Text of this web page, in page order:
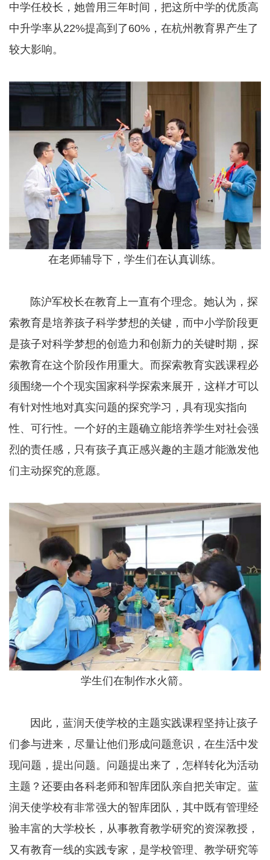
中学任校长，她曾用三年时间，把这所中学的优质高
中升学率从22%提高到了60%，在杭州教育界产生了
较大影响。
在老师辅导下，学生们在认真训练。
陈沪军校长在教育上一直有个理念。她认为，探
索教育是培养孩子科学梦想的关键，而中小学阶段更
是孩子对科学梦想的创造力和创新力的关键时期，探
索教育在这个阶段作用重大。而探索教育实践课程必
须围绕一个个现实国家科学探索来展开，这样才可以
有针对性地对真实问题的探究学习，具有现实指向
性、可行性。一个好的主题确立能培养学生对社会强
烈的责任感，只有孩子真正感兴趣的主题才能激发他
们主动探究的意愿。
学生们在制作水火箭。
因此，蓝润天使学校的主题实践课程坚持让孩子
们参与进来，尽量让他们形成问题意识，在生活中发
现问题，提出问题。问题提出来了，怎样转化为活动
主题？还要由各科老师和智库团队亲自把关审定。蓝
润天使学校有非常强大的智库团队，其中既有管理经
验丰富的大学校长，从事教育教学研究的资深教授，
又有教育一线的实践专家，是学校管理、教学研究等